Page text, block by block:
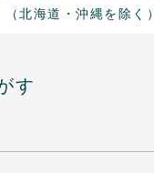
（北海道・沖縄を除く）
す